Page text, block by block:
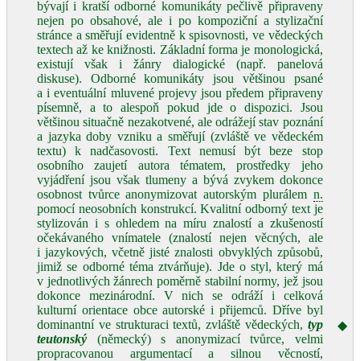
bývají i kratší odborné komunikáty pečlivě připraveny
nejen po obsahové, ale i po kompoziční a stylizační
stránce a směřují evidentně k spisovnosti, ve vědeckých
textech až ke knižnosti. Základní forma je monologická,
existují však i žánry dialogické (např. panelová
diskuse). Odborné komunikáty jsou většinou psané
a i eventuální mluvené projevy jsou předem připraveny
písemně, a to alespoň pokud jde o dispozici. Jsou
většinou situačně nezakotvené, ale odrážejí stav poznání
a jazyka doby vzniku a směřují (zvláště ve vědeckém
textu) k nadčasovosti. Text nemusí být beze stop
osobního zaujetí autora tématem, prostředky jeho
vyjádření jsou však tlumeny a bývá zvykem dokonce
osobnost tvůrce anonymizovat autorským plurálem n.
pomocí neosobních konstrukcí. Kvalitní odborný text je
stylizován i s ohledem na míru znalostí a zkušeností
očekávaného vnímatele (znalostí nejen věcných, ale
i jazykových, včetně jisté znalosti obvyklých způsobů,
jimiž se odborné téma ztvárňuje). Jde o styl, který má
v jednotlivých žánrech poměrně stabilní normy, jež jsou
dokonce mezinárodní. V nich se odráží i celková
kulturní orientace obce autorské i přijemců. Dříve byl
dominantní ve strukturaci textů, zvláště vědeckých, typ
teutonský (německý) s anonymizací tvůrce, velmi
propracovanou argumentací a silnou věcností,
◆